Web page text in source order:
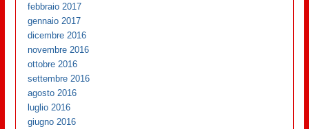
febbraio 2017
gennaio 2017
dicembre 2016
novembre 2016
ottobre 2016
settembre 2016
agosto 2016
luglio 2016
giugno 2016